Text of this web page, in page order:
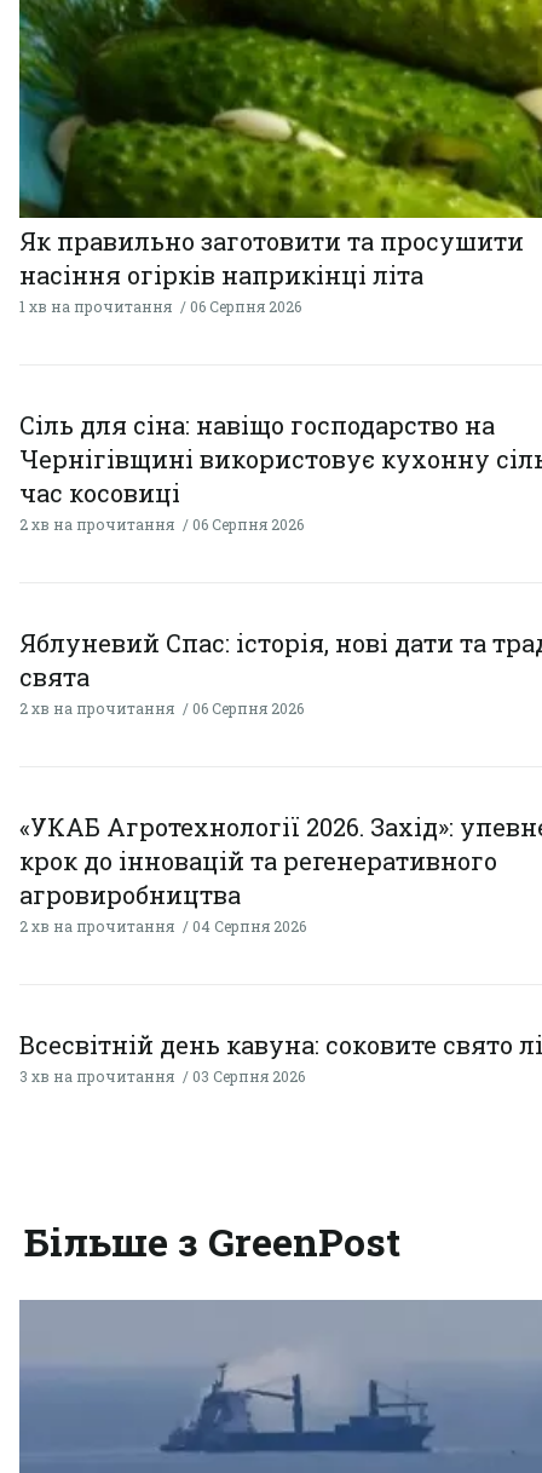
Як правильно заготовити та просушити
насіння огірків наприкінці літа
1 хв на прочитання 06 Серпня 2026
Сіль для сіна: навіщо господарство на
Чернігівщині використовує кухонну
час косовиці
2 хв на прочитання 06 Серпня 2026
Яблуневий Спас: історія, нові дати та
свята
2 хв на прочитання 06 Серпня 2026
«УКАБ Агротехнології 2026. Захід»:
крок до інновацій та регенеративного
агровиробництва
2 хв на прочитання 04 Серпня 2026
Всесвітній день кавуна: соковите свято
3 хв на прочитання 03 Серпня 2026
Більше з GreenPost